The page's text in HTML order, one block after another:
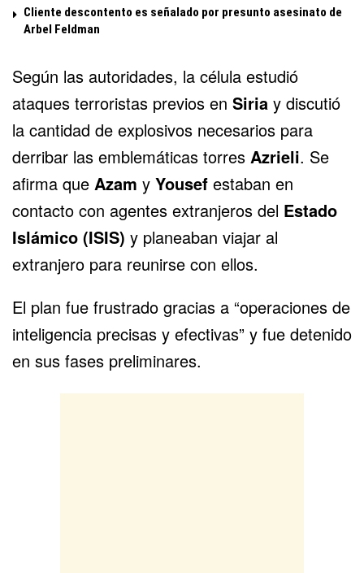
Cliente descontento es señalado por presunto asesinato de
Arbel Feldman
Según las autoridades, la célula estudió
ataques terroristas previos en Siria y discutió
la cantidad de explosivos necesarios para
derribar las emblemáticas torres Azrieli. Se
afirma que Azam y Yousef estaban en
contacto con agentes extranjeros del Estado
Islámico (ISIS) y planeaban viajar al
extranjero para reunirse con ellos.
El plan fue frustrado gracias a “operaciones de
inteligencia precisas y efectivas” y fue detenido
en sus fases preliminares.